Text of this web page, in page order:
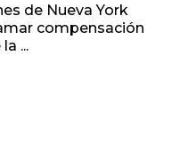
de Nueva York
compensación
...